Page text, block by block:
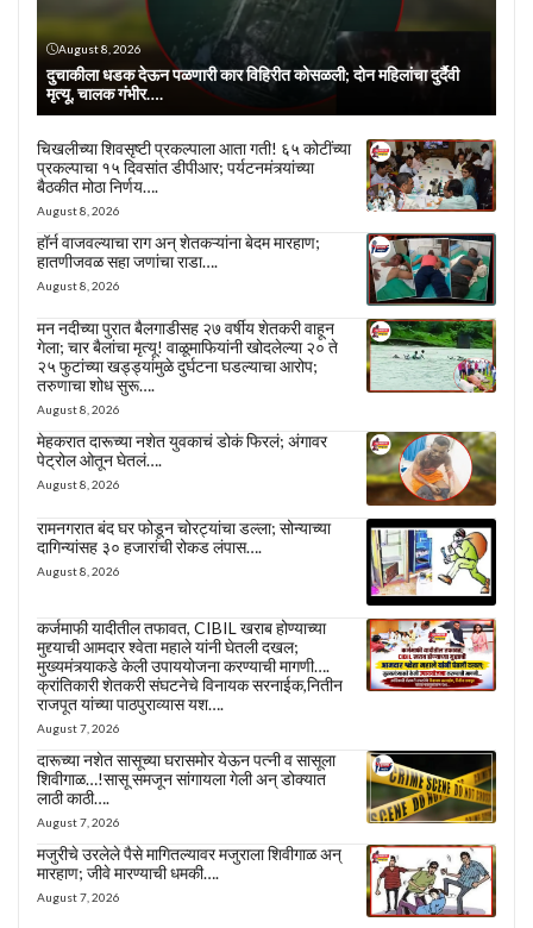
August 8, 2026
दुचाकीला धडक देऊन पळणारी कार विहिरीत कोसळली; दोन महिलांचा दुर्दैवी
मृत्यू, चालक गंभीर….
चिखलीच्या शिवसृष्टी प्रकल्पाला आता गती! ६५ कोटींच्या
प्रकल्पाचा १५ दिवसांत डीपीआर; पर्यटनमंत्र्यांच्या
बैठकीत मोठा निर्णय….
August 8, 2026
हॉर्न वाजवल्याचा राग अन् शेतकऱ्यांना बेदम मारहाण;
हातणीजवळ सहा जणांचा राडा….
August 8, 2026
मन नदीच्या पुरात बैलगाडीसह २७ वर्षीय शेतकरी वाहून
गेला; चार बैलांचा मृत्यू! वाळूमाफियांनी खोदलेल्या २० ते
२५ फुटांच्या खड्ड्यांमुळे दुर्घटना घडल्याचा आरोप;
तरुणाचा शोध सुरू….
August 8, 2026
मेहकरात दारूच्या नशेत युवकाचं डोकं फिरलं; अंगावर
पेट्रोल ओतून घेतलं….
August 8, 2026
रामनगरात बंद घर फोडून चोरट्यांचा डल्ला; सोन्याच्या
दागिन्यांसह ३० हजारांची रोकड लंपास….
August 8, 2026
कर्जमाफी यादीतील तफावत, CIBIL खराब होण्याच्या
मुद्द्याची आमदार श्वेता महाले यांनी घेतली दखल;
मुख्यमंत्र्याकडे केली उपाययोजना करण्याची मागणी….
क्रांतिकारी शेतकरी संघटनेचे विनायक सरनाईक,नितीन
राजपूत यांच्या पाठपुराव्यास यश….
August 7, 2026
दारूच्या नशेत सासूच्या घरासमोर येऊन पत्नी व सासूला
शिवीगाळ…!सासू समजून सांगायला गेली अन् डोक्यात
लाठी काठी….
August 7, 2026
मजुरीचे उरलेले पैसे मागितल्यावर मजुराला शिवीगाळ अन्
मारहाण; जीवे मारण्याची धमकी….
August 7, 2026